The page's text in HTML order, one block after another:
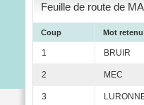
Feuille de route de
Coup Mot retenu
1 BRUIR
2 MEC
3